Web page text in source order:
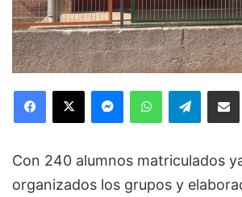
Facebook
X MessengerWhatsAppTelegram
Con 240 alumnos matriculados
organizados los grupos y